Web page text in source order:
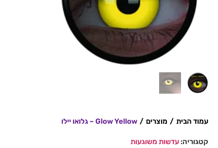
עמוד הבית / מוצרים / Glow Yellow – גלואו יילו
קטגוריה: עדשות משוגעות